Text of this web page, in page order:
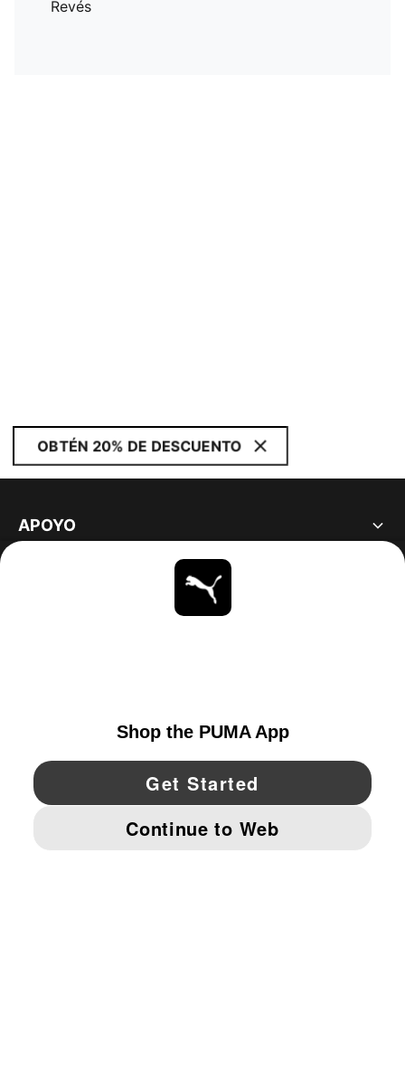
Revés
OBTÉN 20% DE DESCUENTO
APOYO
YouTube Twitter Pinterest
IMPRINT AND LEGAL DATA